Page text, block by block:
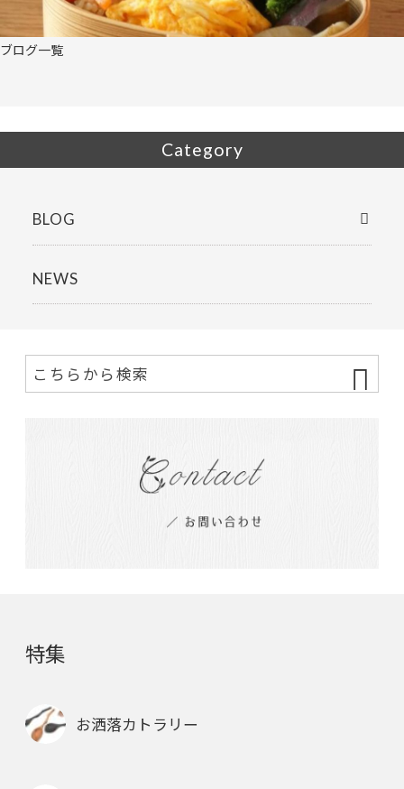
ブログ一覧
Category
BLOG
NEWS
特集
お洒落カトラリー